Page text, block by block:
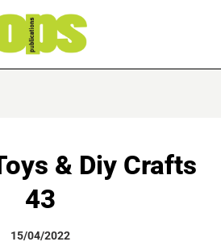
& Diy Crafts
43
15/04/2022